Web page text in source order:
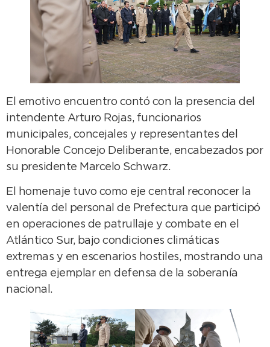
El emotivo encuentro contó con la presencia del
intendente Arturo Rojas, funcionarios
municipales, concejales y representantes del
Honorable Concejo Deliberante, encabezados por
su presidente Marcelo Schwarz.
El homenaje tuvo como eje central reconocer la
valentía del personal de Prefectura que participó
en operaciones de patrullaje y combate en el
Atlántico Sur, bajo condiciones climáticas
extremas y en escenarios hostiles, mostrando una
entrega ejemplar en defensa de la soberanía
nacional.